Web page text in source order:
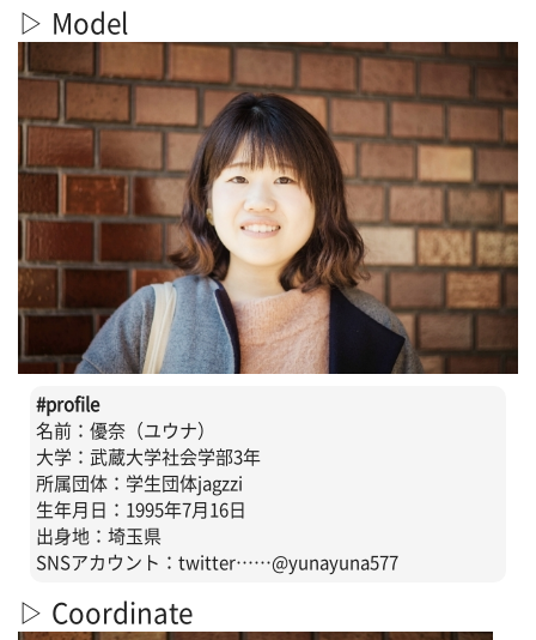
▷ Model
#profile
名前：優奈（ユウナ）
大学：武蔵大学社会学部3年
所属団体：学生団体jagzzi
生年月日：1995年7月16日
出身地：埼玉県
SNSアカウント：twitter……@yunayuna577
▷ Coordinate